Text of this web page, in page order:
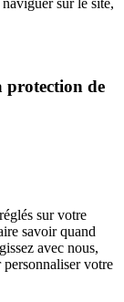
sur le site,
protection de
sur votre
savoir quand
avec nous,
votre